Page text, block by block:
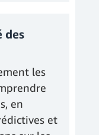
des
les
en
et